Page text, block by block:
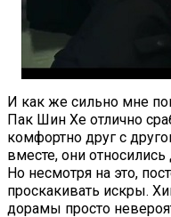
И как же сильно мне
Пак Шин Хе отлично
комфортно друг с
вместе, они относились
Но несмотря на это,
проскакивать искры.
дорамы просто